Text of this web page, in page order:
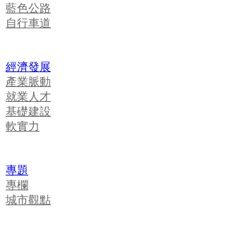
藍色公路
自行車道
經濟發展
產業脈動
就業人才
基礎建設
軟實力
專題
專欄
城市觀點